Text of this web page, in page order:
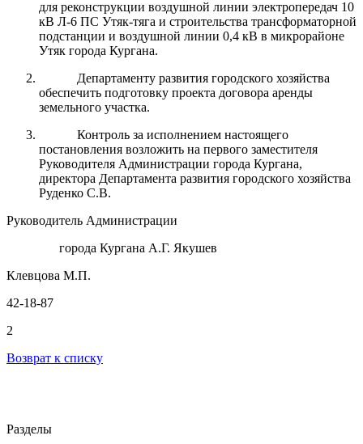
для реконструкции воздушной линии электропередач 10
кВ Л-6 ПС Утяк-тяга и строительства трансформаторной
подстанции и воздушной линии 0,4 кВ в микрорайоне
Утяк города Кургана.
Департаменту развития городского хозяйства
обеспечить подготовку проекта договора аренды
земельного участка.
Контроль за исполнением настоящего
постановления возложить на первого заместителя
Руководителя Администрации города Кургана,
директора Департамента развития городского хозяйства
Руденко С.В.
Руководитель Администрации
города Кургана А.Г. Якушев
Клевцова М.П.
42-18-87
2
Возврат к списку
Разделы